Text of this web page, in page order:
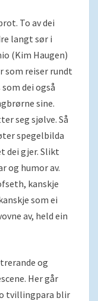
To av dei
langt sør i
(Kim Haugen)
som reiser rundt
dei også
sine.
seg sjølve. Så
spegelbilda
dei gjer. Slikt
og humor av.
kanskje
som ei
av, held ein
og
Her går
tvillingpara blir